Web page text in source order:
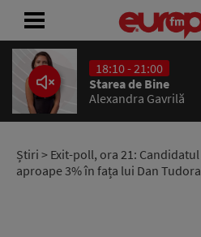
18:10 - 21:00
Starea de Bine
Alexandra Gavrilă
Știri > Exit-poll, ora 21:
aproape 3% în fața lui Dan
ACASĂ
ȘTIRI
RADIO